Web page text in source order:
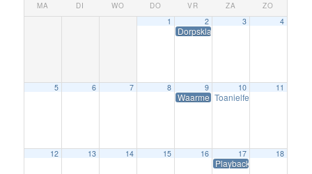
MA DI WO DO VR ZA ZO
1 2
Dorpsklaverjassen
3 4
5 6 7 8 9
Waarme Winterjûn
10
Toanielferiening Wierum
11
12 13 14 15 16 17
Playbackshow
18